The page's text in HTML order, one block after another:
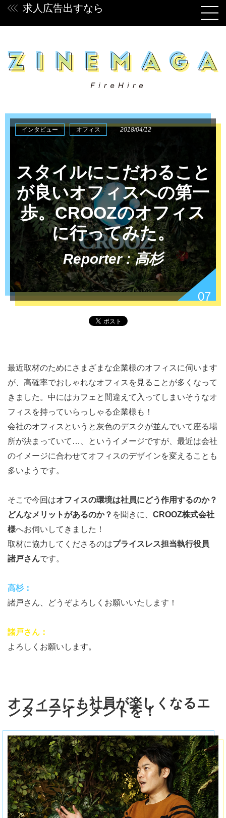
求人広告出すなら
インタビュー オフィス 2018/04/12
スタイルにこだわること
が良いオフィスへの第一
歩。CROOZのオフィス
に行ってみた。
Reporter : 高杉
07
最近取材のためにさまざまな企業様のオフィスに伺います
が、高確率でおしゃれなオフィスを見ることが多くなって
きました。中にはカフェと間違えて入ってしまいそうなオ
フィスを持っていらっしゃる企業様も！
会社のオフィスというと灰色のデスクが並んでいて座る場
所が決まっていて…、というイメージですが、最近は会社
のイメージに合わせてオフィスのデザインを変えることも
多いようです。
そこで今回はオフィスの環境は社員にどう作用するのか？
どんなメリットがあるのか？ を聞きに、 CROOZ株式会社
様へお伺いしてきました！
取材に協力してくださるのはプライスレス担当執行役員
諸戸さんです。
高杉：
諸戸さん、どうぞよろしくお願いいたします！
諸戸さん：
よろしくお願いします。
オフィスにも社員が楽しくなるエ
ンターテインメントを！